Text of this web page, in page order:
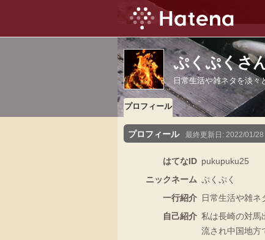
ぷくぷくさ
日常生活や雑ネタを淡々
プロフィール
プロフィール 最終更新日: 2022/01/28
はてなID pukupuku25
ニックネーム ぷくぷく
一行紹介 日常生活や雑ネ
自己紹介 私は長崎の対馬
流され中国地方